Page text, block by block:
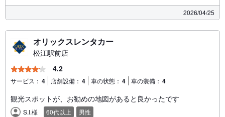
2026/04/25
オリックスレンタカー
松江駅前店
4.2
サービス： 4 店舗設備： 4 車の状態： 4 車の装備： 4
観光スポットが、お勧めの地図があると良かったです
S.I.様 60代以上 男性